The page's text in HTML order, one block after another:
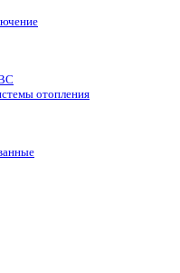
отопления